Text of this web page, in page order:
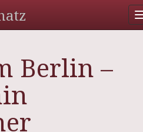
Berlin –